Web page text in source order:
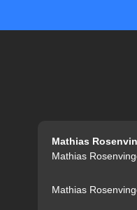
Mathias
Mathias
Mathias